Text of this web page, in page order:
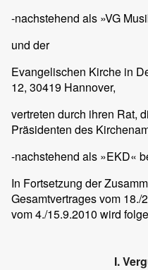
-nachstehend als »VG
und der
Evangelischen Kirche in
12, 30419 Hannover,
vertreten durch ihren Rat,
Präsidenten des
-nachstehend als »EKD«
In Fortsetzung der
Gesamtvertrages vom
vom 4./15.9.2010 wird
I.